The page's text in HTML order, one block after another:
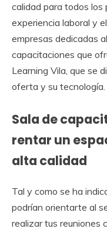
calidad para todos
experiencia laboral y
empresas dedicadas
capacitaciones que
Learning Vila, que se
oferta y su tecnología.
Sala de
rentar un
alta calidad
Tal y como se ha
podrían orientarte al
realizar tus reuniones